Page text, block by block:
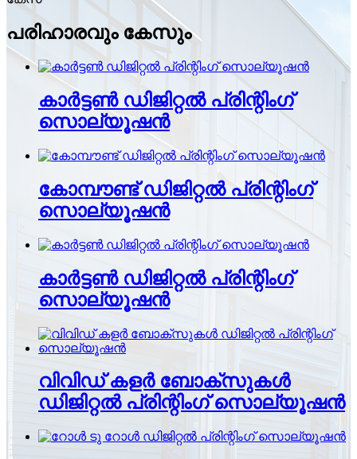
പരിഹാരവും കേസും
കാർട്ടൺ ഡിജിറ്റൽ പ്രിന്റിംഗ്
സൊല്യൂഷൻ
കോമ്പൗണ്ട് ഡിജിറ്റൽ പ്രിന്റിംഗ്
സൊല്യൂഷൻ
കാർട്ടൺ ഡിജിറ്റൽ പ്രിന്റിംഗ്
സൊല്യൂഷൻ
വിവിഡ് കളർ ബോക്സുകൾ
ഡിജിറ്റൽ പ്രിന്റിംഗ് സൊല്യൂഷൻ